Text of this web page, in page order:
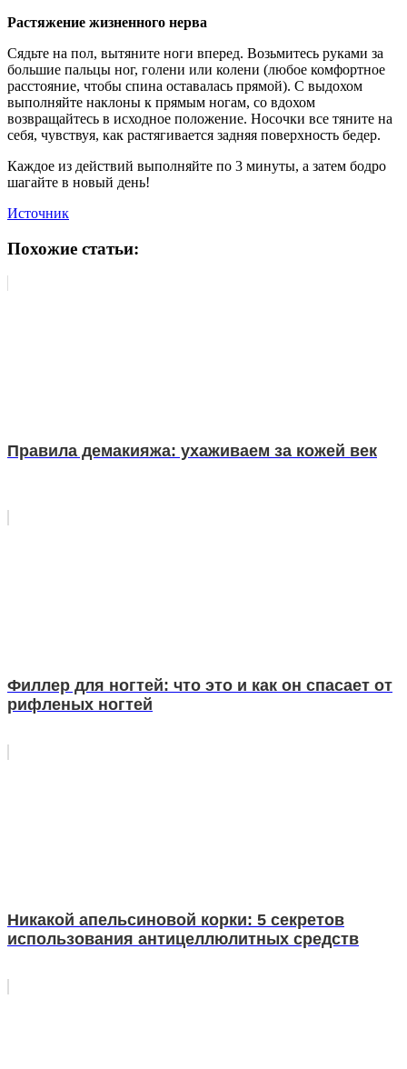
Растяжение жизненного нерва
Сядьте на пол, вытяните ноги вперед. Возьмитесь руками за
большие пальцы ног, голени или колени (любое комфортное
расстояние, чтобы спина оставалась прямой). С выдохом
выполняйте наклоны к прямым ногам, со вдохом
возвращайтесь в исходное положение. Носочки все тяните на
себя, чувствуя, как растягивается задняя поверхность бедер.
Каждое из действий выполняйте по 3 минуты, а затем бодро
шагайте в новый день!
Источник
Похожие статьи:
Правила демакияжа: ухаживаем за кожей век
Филлер для ногтей: что это и как он спасает от
рифленых ногтей
Никакой апельсиновой корки: 5 секретов
использования антицеллюлитных средств